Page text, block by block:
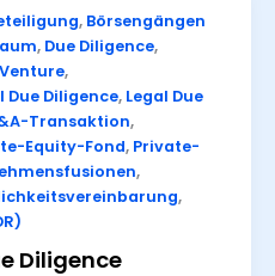
, Börsengängen
, Due Diligence,
,
Due Diligence, Legal Due
Transaktion,
Equity-Fond, Private-
,
,
Diligence